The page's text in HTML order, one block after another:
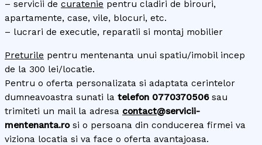
– servicii de curatenie pentru cladiri de birouri,
apartamente, case, vile, blocuri, etc.
– lucrari de executie, reparatii si montaj mobilier
Preturile pentru mentenanta unui spatiu/imobil incep
de la 300 lei/locatie.
Pentru o oferta personalizata si adaptata cerintelor
dumneavoastra sunati la telefon 0770370506 sau
trimiteti un mail la adresa contact@servicii-
mentenanta.ro si o persoana din conducerea firmei va
viziona locatia si va face o oferta avantajoasa.